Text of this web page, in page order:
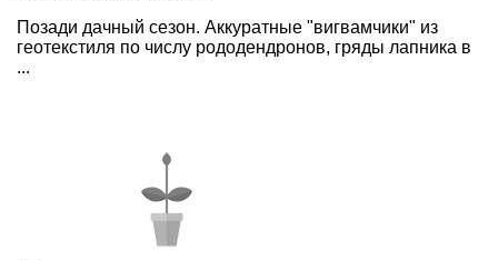
Позади дачный сезон. Аккуратные "вигвамчики" из
геотекстиля по числу рододендронов, гряды лапника в
...